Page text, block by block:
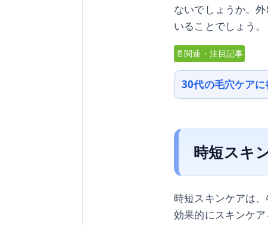
ないでしょうか。
いることでしょう。
📄関連・注目記事
30代の毛穴ケア
時短スキ
時短スキンケアは
効果的にスキンケ